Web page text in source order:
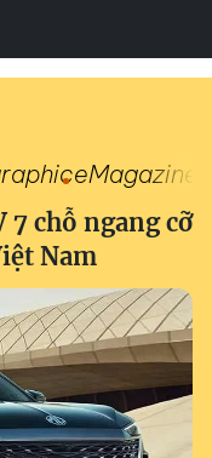
eMagazine
7 chỗ ngang cỡ
Nam